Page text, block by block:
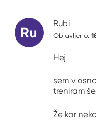
Ru
Rubi
Objavljeno:
Hej
sem v
treniram
Že kar